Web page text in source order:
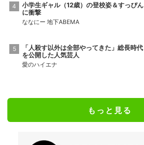
小学生ギャル（12歳）の登校姿＆すっぴん
に衝撃
ななにー 地下ABEMA
「人殺す以外は全部やってきた」総長時代
を公開した人気芸人
愛のハイエナ
もっと見る